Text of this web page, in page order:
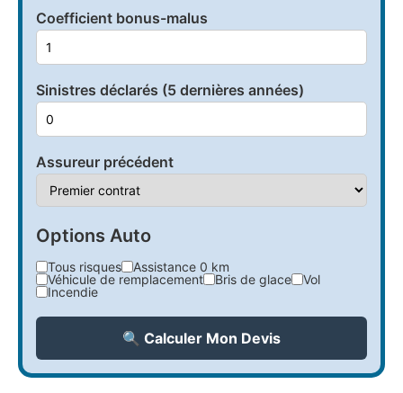
Coefficient bonus-malus
Sinistres déclarés (5 dernières années)
Assureur précédent
Options Auto
Tous risques
Assistance 0 km
Véhicule de remplacement
Bris de glace
Vol
Incendie
🔍 Calculer Mon Devis